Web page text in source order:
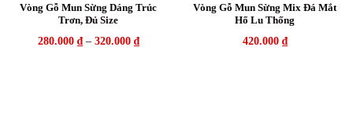
Vòng Gỗ Mun Sừng Dáng Trúc
Trơn, Đủ Size
280.000 ₫– 320.000 ₫
Vòng Gỗ Mun Sừng Mix Đá Mắt
Hổ Lu Thống
420.000 ₫